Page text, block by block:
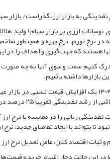
به بازار ارز، گذراست/
نوسانات ارزی بر بازار سهام) ولید
که در نرخ تورم، نرخ بهره و همینطور
که جهت‌گیری و اهداف را در این
کنیم سمت و سوی آنها به چه صورت
بازارها داشته باشیم.
تقریبا ۲۵ درصد در یک سال بود.
نقدینگی ریالی را در مقایسه با نرخ
تا بتواند با ایجاد تقاضای جدید، نرخ
ثبات اقتصاد کلان، عامل تعدیل نرخ ارز